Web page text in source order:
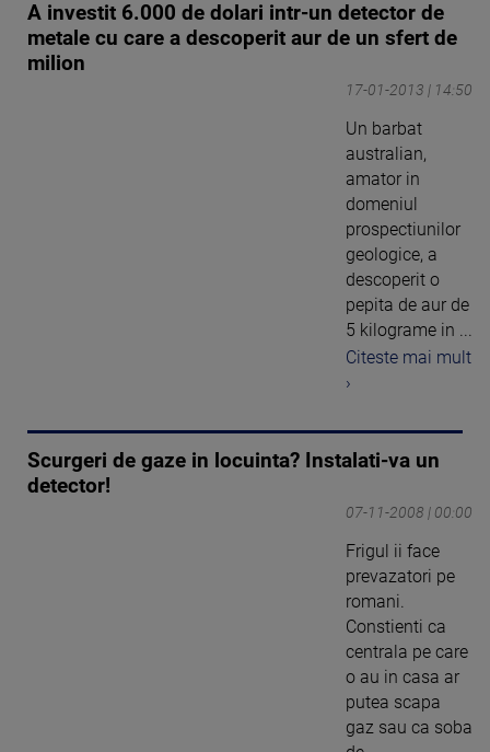
A investit 6.000 de dolari intr-un detector de
metale cu care a descoperit aur de un sfert de
milion
17-01-2013 | 14:50
Un barbat
australian,
amator in
domeniul
prospectiunilor
geologice, a
descoperit o
pepita de aur de
5 kilograme in ...
Citeste mai mult
›
Scurgeri de gaze in locuinta? Instalati-va un
detector!
07-11-2008 | 00:00
Frigul ii face
prevazatori pe
romani.
Constienti ca
centrala pe care
o au in casa ar
putea scapa
gaz sau ca soba